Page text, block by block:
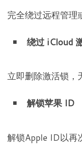
完全绕过远程管理
绕过 iCloud
立即删除激活锁，
解锁苹果 ID
解锁Apple ID以再